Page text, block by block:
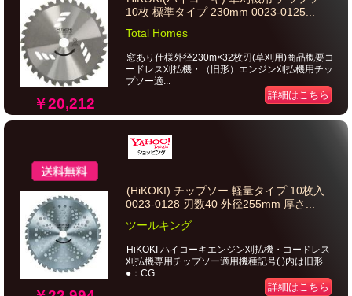
￥20,212
10枚 標準タイプ 230mm 0023-0125...
Total Homes
窓あり仕様外径230m×32枚刃(草刈用)商品概要コ
ードレス刈払機・（旧形）エンジン刈払機用チッ
プソー適...
詳細はこちら
(HiKOKI) チップソー 軽量タイプ 10枚入
0023-0128 刃数40 外径255mm 厚さ...
ツールキング
HiKOKI ハイコーキエンジン刈払機・コードレス
刈払機専用チップソー適用機種記号( )内は旧形
●：CG...
詳細はこちら